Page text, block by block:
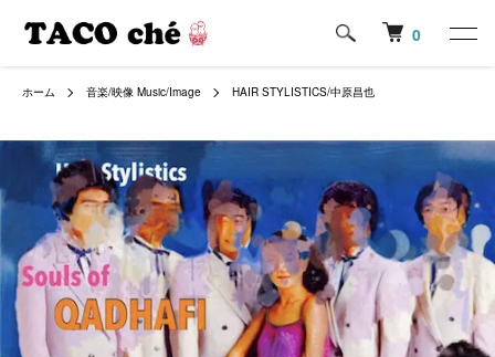
0
ホーム 音楽/映像 Music/Image HAIR STYLISTICS/中原昌也